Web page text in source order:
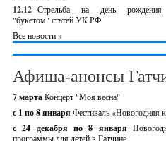
12.12 Стрельба на день рождения
"букетом" статей УК РФ
Все новости »
Афиша-анонсы
7 мартаКонцерт "Моя весна"
с 1 по 8 января Фестиваль «Новогодняя
с 24 декабря по 8 января
программы для детей в Гатчине